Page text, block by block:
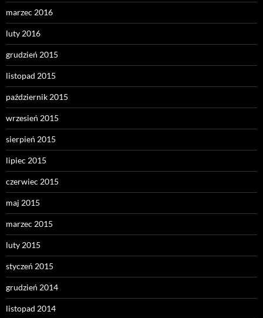
marzec 2016
luty 2016
grudzień 2015
listopad 2015
październik 2015
wrzesień 2015
sierpień 2015
lipiec 2015
czerwiec 2015
maj 2015
marzec 2015
luty 2015
styczeń 2015
grudzień 2014
listopad 2014